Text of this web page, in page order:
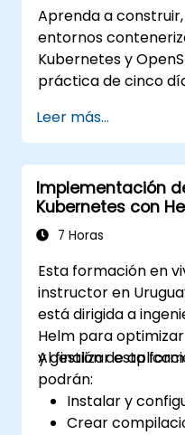
Aprenda a
entornos
Kubernetes y
práctica de cinco
Kubernetes, red del
seguridad,
práctica de
adquieren las
operar plataformas
contenedores y
Leer más...
Implementación
Kubernetes con
7 Horas
Esta formación en
instructor en
está dirigida a
Helm para
y gestión de
Al finalizar esta
podrán:
Instalar y
Crear